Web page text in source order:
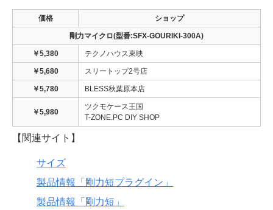
価格 ショップ
剛力マイクロ(型番:SFX-GOURIKI-300A)
￥5,380 テクノハウス東映
￥5,680 スリートップ2号店
￥5,780 BLESS秋葉原本店
￥5,980
ツクモケース王国
T-ZONE.PC DIY SHOP
【関連サイト】
サイズ
製品情報「剛力短プラグイン」
製品情報「剛力短」